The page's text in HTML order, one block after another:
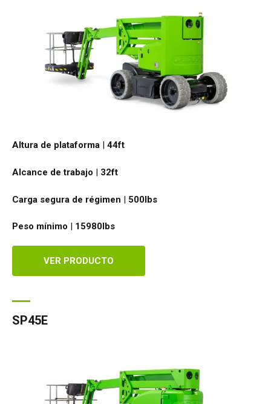
Altura de plataforma | 44ft
Alcance de trabajo | 32ft
Carga segura de régimen | 500lbs
Peso mínimo | 15980lbs
VER PRODUCTO
SP45E